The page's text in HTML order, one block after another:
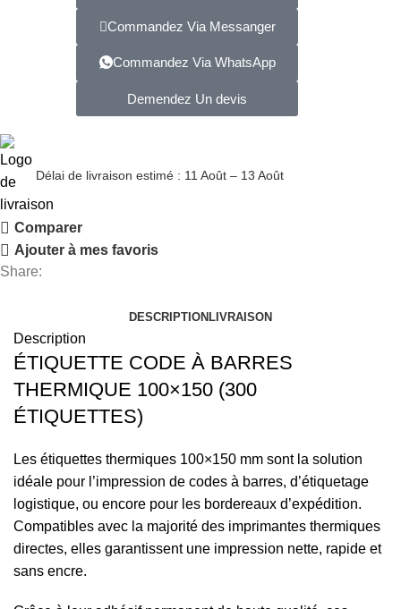
Commandez Via Messanger
Commandez Via WhatsApp
Demendez Un devis
Délai de livraison estimé : 11 Août – 13 Août
Comparer
Ajouter à mes favoris
Share:
DESCRIPTION LIVRAISON
Description
ÉTIQUETTE CODE À BARRES
THERMIQUE 100×150 (300
ÉTIQUETTES)
Les étiquettes thermiques 100×150 mm sont la solution
idéale pour l’impression de codes à barres, d’étiquetage
logistique, ou encore pour les bordereaux d’expédition.
Compatibles avec la majorité des imprimantes thermiques
directes, elles garantissent une impression nette, rapide et
sans encre.